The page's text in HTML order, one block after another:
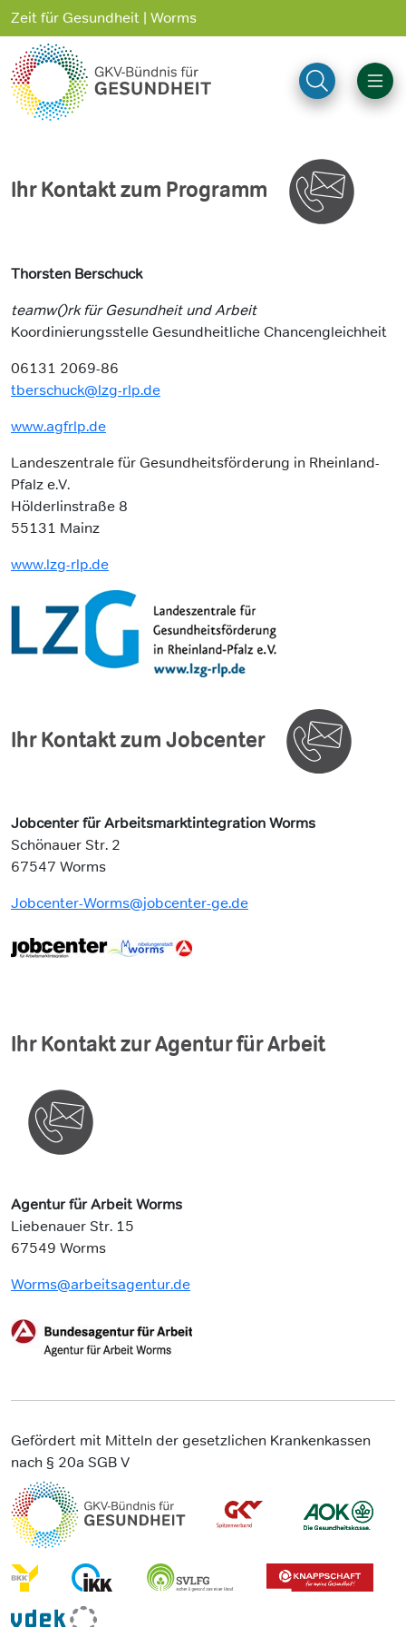
Zeit für Gesundheit | Worms
Ihr Kontakt zum Programm
Thorsten Berschuck
teamw()rk für Gesundheit und Arbeit
Koordinierungsstelle Gesundheitliche Chancengleichheit
06131 2069-86
tberschuck@lzg-rlp.de
www.agfrlp.de
Landeszentrale für Gesundheitsförderung in Rheinland-
Pfalz e.V.
Hölderlinstraße 8
55131 Mainz
www.lzg-rlp.de
Ihr Kontakt zum Jobcenter
Jobcenter für Arbeitsmarktintegration Worms
Schönauer Str. 2
67547 Worms
Jobcenter-Worms@jobcenter-ge.de
Ihr Kontakt zur Agentur für Arbeit
Agentur für Arbeit Worms
Liebenauer Str. 15
67549 Worms
Worms@arbeitsagentur.de
Gefördert mit Mitteln der gesetzlichen Krankenkassen
nach § 20a SGB V